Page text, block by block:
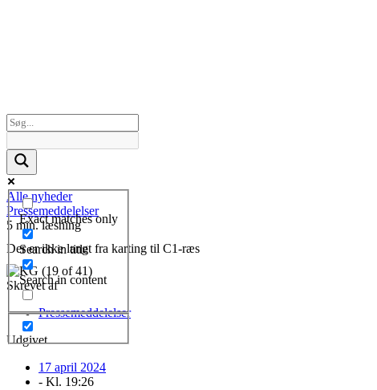
Exact matches only
Search in title
Search in content
Alle nyheder
Pressemeddelelser
5 min. læsning
Der er ikke langt fra karting til C1-ræs
Skrevet af
Pressemeddelelser
Udgivet
17 april 2024
- Kl. 19:26